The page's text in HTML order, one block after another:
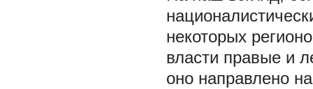
некоторых
власти правые и
оно направлено